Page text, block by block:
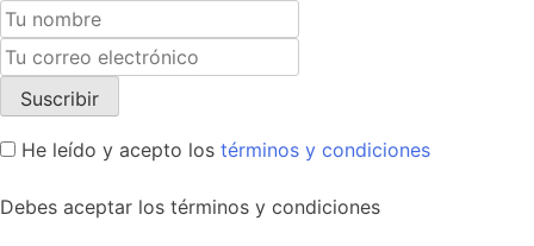
He leído y acepto los términos y condiciones
Debes aceptar los términos y condiciones